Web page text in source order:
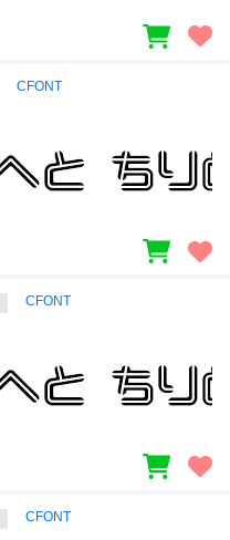
CFONT
CFONT
CFONT